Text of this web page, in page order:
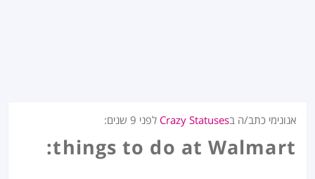
אנונימי כתב/ה בCrazy Statuses לפני 9 שנים :
things to do at Walmart: